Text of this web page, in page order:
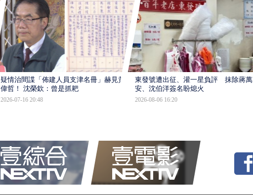
疑情治間諜「佈建人員支津名冊」赫見黃
偉哲！ 沈榮欽：曾是抓耙
2026-07-16 20:48
東發號遭出征、灌一星負評 抹除蔣萬
安、沈伯洋簽名盼熄火
2026-08-06 16:20